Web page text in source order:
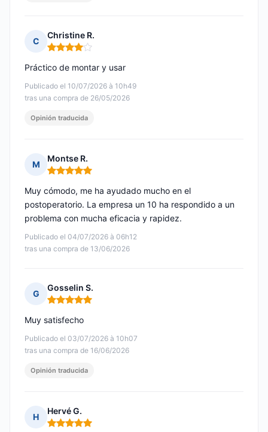
C
Christine R.
Nota: 4 de 5
Publicado el 10/07/2026 à 10h49
tras una compra de 26/05/2026
Práctico de montar y usar
Opinión traducida
M
Montse R.
Nota: 5 de 5
Publicado el 04/07/2026 à 06h12
tras una compra de 13/06/2026
Muy cómodo, me ha ayudado mucho en el
postoperatorio. La empresa un 10 ha respondido a un
problema con mucha eficacia y rapidez.
G
Gosselin S.
Nota: 5 de 5
Publicado el 03/07/2026 à 10h07
tras una compra de 16/06/2026
Muy satisfecho
Opinión traducida
H
Hervé G.
Nota: 5 de 5